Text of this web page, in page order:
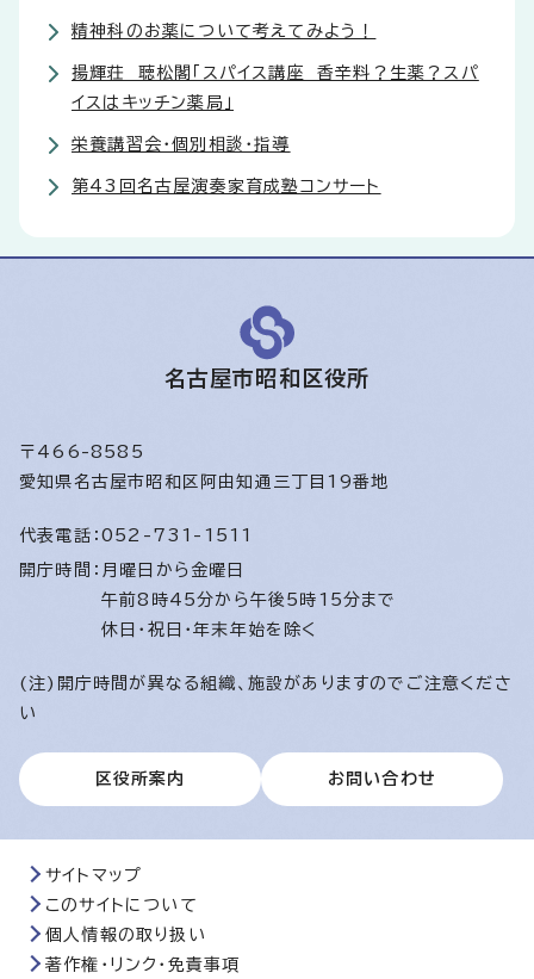
精神科のお薬について考えてみよう！
揚輝荘 聴松閣「スパイス講座 香辛料？生薬？スパ
イスはキッチン薬局」
栄養講習会・個別相談・指導
第43回名古屋演奏家育成塾コンサート
名古屋市昭和区役所
〒466-8585
愛知県名古屋市昭和区阿由知通三丁目19番地
代表電話： 052-731-1511
開庁時間： 月曜日から金曜日
午前8時45分から午後5時15分まで
休日・祝日・年末年始を除く
(注)開庁時間が異なる組織、施設がありますのでご注意くださ
い
区役所案内 お問い合わせ
サイトマップ
このサイトについて
個人情報の取り扱い
著作権・リンク・免責事項